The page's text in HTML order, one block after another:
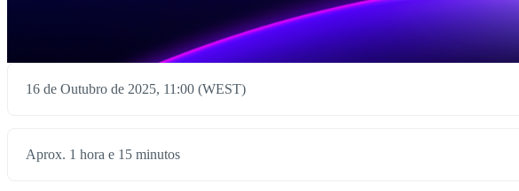
16 de Outubro de 2025, 11:00 (WEST)
Aprox. 1 hora e 15 minutos